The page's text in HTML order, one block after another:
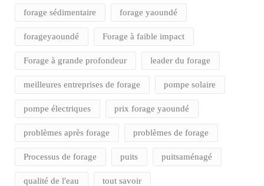
forage sédimentaire forage yaoundé
forageyaoundé Forage à faible impact
Forage à grande profondeur leader du forage
meilleures entreprises de forage pompe solaire
pompe électriques prix forage yaoundé
problèmes après forage problèmes de forage
Processus de forage puits puitsaménagé
qualité de l'eau tout savoir